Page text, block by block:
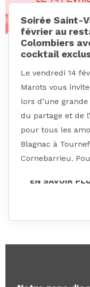
Soirée Saint-
février au
Colombiers
cocktail
Le vendredi 14
Marots vous
lors d’une
du partage et de
pour tous les
Blagnac à
Cornebarrieu.
EN SAVOIR